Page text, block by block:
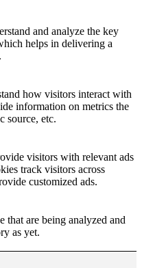
and analyze the key
helps in delivering a
how visitors interact with
information on metrics the
source, etc.
visitors with relevant ads
track visitors across
customized ads.
that are being analyzed and
as yet.